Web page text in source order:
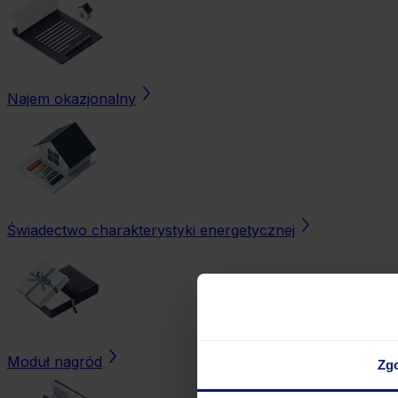
Najem okazjonalny
Świadectwo charakterystyki energetycznej
Moduł nagród